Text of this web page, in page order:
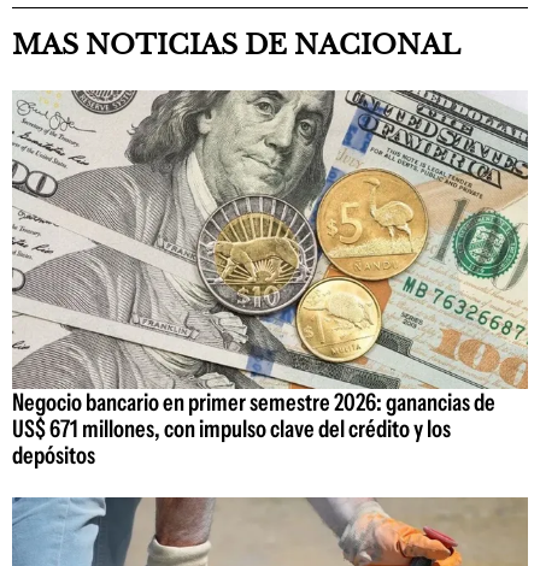
MAS NOTICIAS DE NACIONAL
Negocio bancario en primer semestre 2026: ganancias de
US$ 671 millones, con impulso clave del crédito y los
depósitos